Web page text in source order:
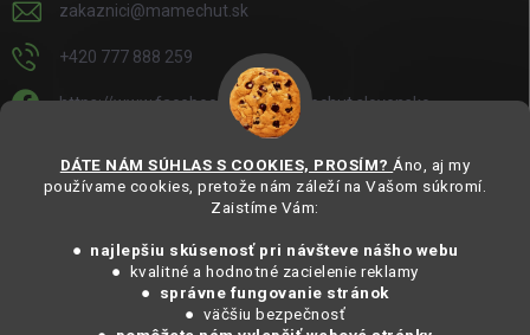
DÁTE NÁM SÚHLAS S COOKIES, PROSÍM? Áno, aj my
používame cookies, pretože nám záleží na Vašom súkromí.
Zaistíme Vám:
● najlepšiu skúsenosť pri návšteve nášho webu
● kvalitné a hodnotné zacielenie reklamy
●
správne fungovanie stránok
● väčšiu bezpečnosť
zakaznici@mamechut.sk
+420 777 888 259
https://www.facebook.com/mamechut.slovensko
https://www.youtube.com/@mamechutczsk
@mamechut.czsk
MámeChuť Organic. Všechna práva vyhrazena.